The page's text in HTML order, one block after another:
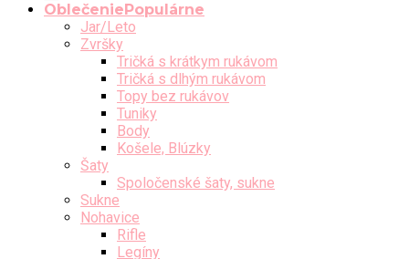
Oblečenie
Jar/Leto
Zvršky
Tričká s krátkym rukávom
Tričká s dlhým rukávom
Topy bez rukávov
Tuniky
Body
Košele, Blúzky
Šaty
Spoločenské šaty, sukne
Sukne
Nohavice
Rifle
Legíny